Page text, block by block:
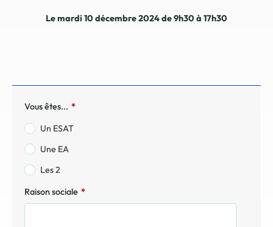
Le mardi 10 décembre 2024 de 9h30 à 17h30
Vous êtes... *
Un ESAT
Une EA
Les 2
Raison sociale *